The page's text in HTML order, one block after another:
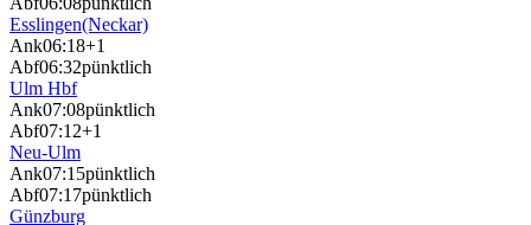
Esslingen(Neckar)
Ank06:18+1
Abf06:32pünktlich
Ulm Hbf
Ank07:08pünktlich
Abf07:12+1
Neu-Ulm
Ank07:15pünktlich
Abf07:17pünktlich
Günzburg